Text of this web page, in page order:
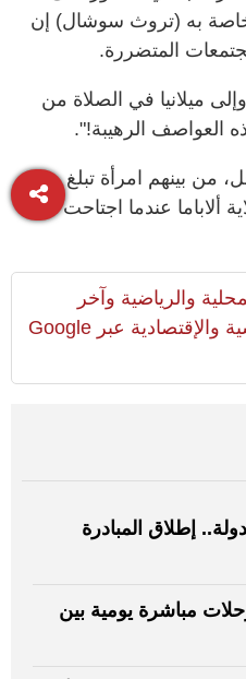
به (تروث سوشال) إن
المتضررة.
ميلانيا في الصلاة من
العواصف الرهيبة!".
من بينهم امرأة تبلغ من
ألاباما عندما اجتاحت عدة
والرياضية وآخر
المستجدات السياسية والإقتصادية عبر Google
إطلاق المبادرة
مباشرة يومية بين